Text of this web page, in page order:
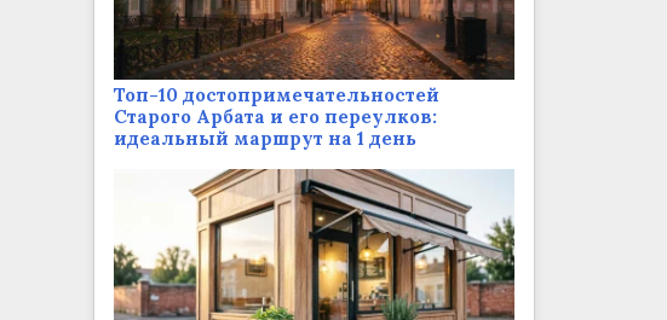
Топ-10 достопримечательностей
Старого Арбата и его переулков:
идеальный маршрут на 1 день